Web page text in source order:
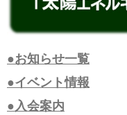
●お知らせ一覧
●イベント情報
●入会案内